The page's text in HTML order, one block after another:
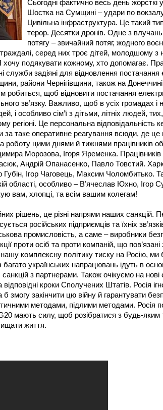
Сьогодні фактично весь день жорсткі
Шостка на Сумщині – удари по
Цивільна інфраструктура. Це такий
терор. Десятки дронів. Одне з
потягу – звичайний потяг, жодного
серед них троє дітей, молодшому з
хочу подякувати кожному, хто допомагає.
служби задіяні для відновлення
райони Чернігівщини, також на
робиться, щоб відновити постачання
зв’язку. Важливо, щоб в усіх громадах і
і особливо сім’ї з дітьми, літніх людей,
регіоні. Це персональна відповідальність
таке оперативне реагування всюди, де це
роботу цими днями й тижнями працівників
Морозова, Ігоря Яременка.
Андрій Опанасенко, Павло Товстий.
Ігор Чаговець, Максим Чоломбитько.
області, особливо – Вʼячеслав Юхно, Ігор
вам, хлопці, та всім вашим колегам!
рішень, це різні напрями наших
російських підприємців та їхніх
промисловість, а саме – виробники
проти осіб та проти компаній, що пов’язані
комплексну політику тиску на Росію, ми
українських напрацювань ідуть в
з партнерами. Також очікуємо на нові
кроки Сполучених Штатів. Росія
змогу закінчити цю війну й гарантувати
методами, підлими методами. Росія
мають силу, щоб розібратися з будь-
життя.